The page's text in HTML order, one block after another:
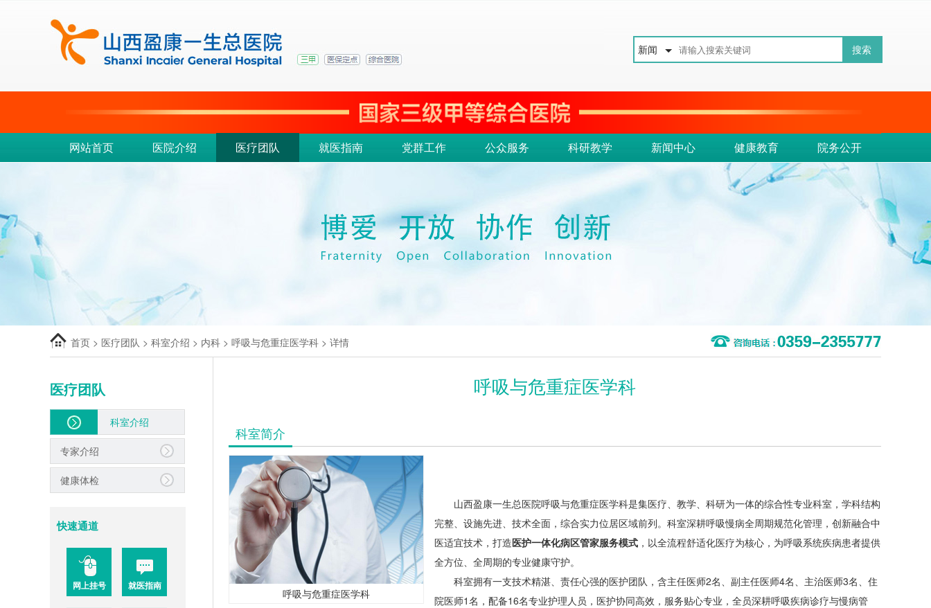
新闻
网站首页 医院介绍 医疗团队 就医指南 党群工作 公众服务 科研教学 新闻中心 健康教育 院务公开
首页 > 医疗团队 > 科室介绍 > 内科 > 呼吸与危重症医学科 > 详情
医疗团队
科室介绍
专家介绍
健康体检
快速通道
网上挂号 就医指南
呼吸与危重症医学科
科室简介
呼吸与危重症医学科
山西盈康一生总医院呼吸与危重症医学科是集医疗、教学、科研为一体的综合性专业科室，学科结构
完整、设施先进、技术全面，综合实力位居区域前列。科室深耕呼吸慢病全周期规范化管理，创新融合中
医适宜技术，打造医护一体化病区管家服务模式 ，以全流程舒适化医疗为核心，为呼吸系统疾病患者提供
全方位、全周期的专业健康守护。
科室拥有一支技术精湛、责任心强的医护团队，含主任医师2名、副主任医师4名、主治医师3名、住
院医师1名，配备16名专业护理人员，医护协同高效，服务贴心专业，全员深耕呼吸疾病诊疗与慢病管